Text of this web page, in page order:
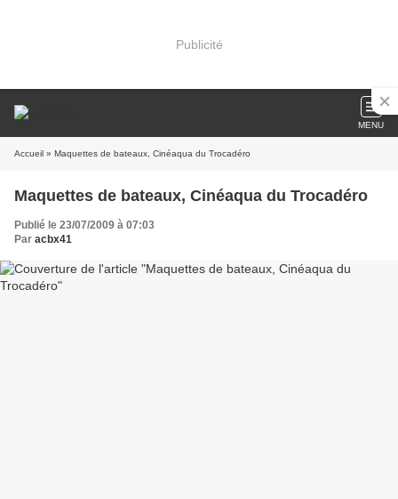
Publicité
MENU
Accueil » Maquettes de bateaux, Cinéaqua du Trocadéro
Maquettes de bateaux, Cinéaqua du Trocadéro
Publié le 23/07/2009 à 07:03
Par acbx41